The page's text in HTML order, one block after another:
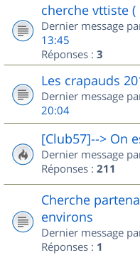
cherche vttiste
Dernier message
13:45
Réponses : 3
Les crapauds
Dernier message
20:04
[Club57]--> On
Dernier message
Réponses : 211
Cherche
environs
Dernier message
Réponses : 1